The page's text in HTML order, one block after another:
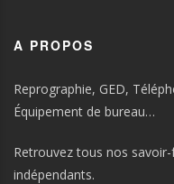
A PROPOS
Reprographie, GED,
Équipement de bureau…
Retrouvez tous nos
indépendants.